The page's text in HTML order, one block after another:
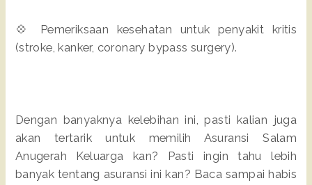
💠 Pemeriksaan kesehatan untuk penyakit kritis
(stroke, kanker, coronary bypass surgery).
Dengan banyaknya kelebihan ini, pasti kalian juga
akan tertarik untuk memilih Asuransi Salam
Anugerah Keluarga kan? Pasti ingin tahu lebih
banyak tentang asuransi ini kan? Baca sampai habis